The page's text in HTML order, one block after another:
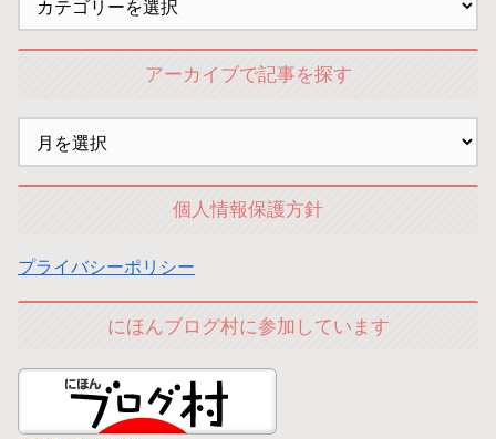
アーカイブで記事を探す
個人情報保護方針
プライバシーポリシー
にほんブログ村に参加しています